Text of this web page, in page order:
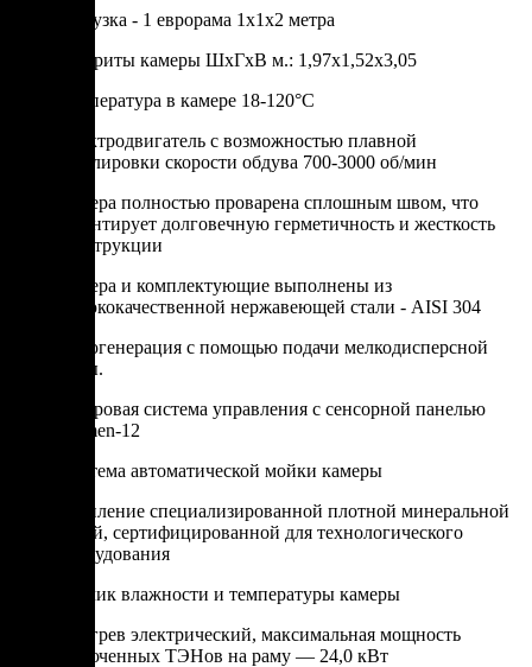
Загрузка - 1 еврорама 1х1х2 метра
Габариты камеры ШхГхВ м.: 1,97х1,52х3,05
Tемпература в камере 18-120°C
Электродвигатель с возможностью плавной
регулировки скорости обдува 700-3000 об/мин
Камера полностью проварена сплошным швом, что
гарантирует долговечную герметичность и жесткость
конструкции
Камера и комплектующие выполнены из
высококачественной нержавеющей стали - AISI 304
Парогенерация с помощью подачи мелкодисперсной
воды.
Цифровая система управления с сенсорной панелью
Varmen-12
Система автоматической мойки камеры
Утепление специализированной плотной минеральной
ватой, сертифицированной для технологического
оборудования
Датчик влажности и температуры камеры
Обогрев электрический, максимальная мощность
включенных ТЭНов на раму — 24,0 кВт